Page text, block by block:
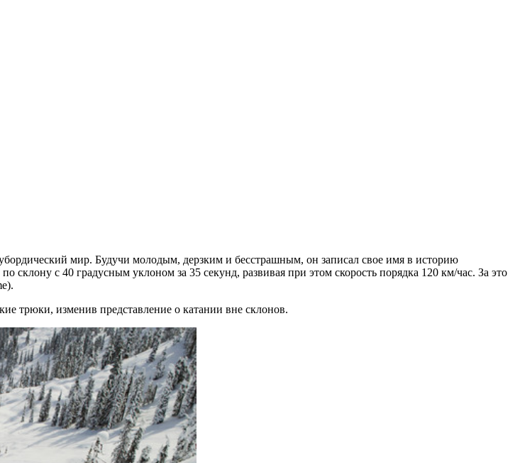
мир. Будучи молодым, дерзким и бесстрашным, он записал свое имя в историю
склону с 40 градусным уклоном за 35 секунд, развивая при этом скорость порядка 120 км/час. За это
трюки, изменив представление о катании вне склонов.